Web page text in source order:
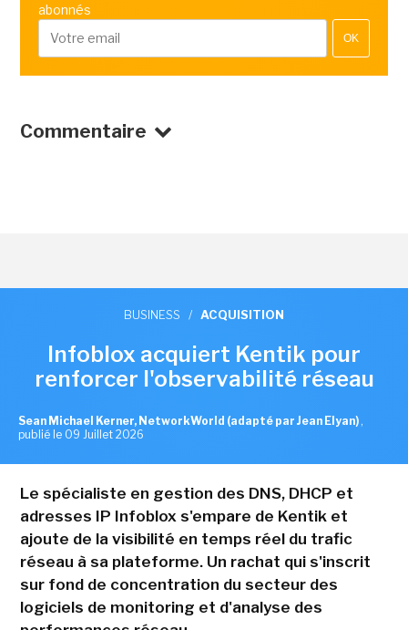
abonnés
OK
Commentaire
BUSINESS / ACQUISITION
Infoblox acquiert Kentik pour
renforcer l'observabilité réseau
Sean Michael Kerner, NetworkWorld (adapté par Jean Elyan) ,
publié le 09 Juillet 2026
Le spécialiste en gestion des DNS, DHCP et
adresses IP Infoblox s'empare de Kentik et
ajoute de la visibilité en temps réel du trafic
réseau à sa plateforme. Un rachat qui s'inscrit
sur fond de concentration du secteur des
logiciels de monitoring et d'analyse des